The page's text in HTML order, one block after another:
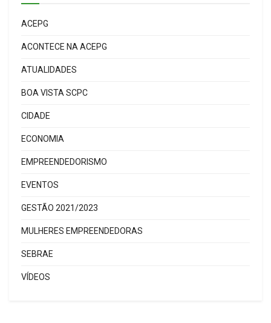
ACEPG
ACONTECE NA ACEPG
ATUALIDADES
BOA VISTA SCPC
CIDADE
ECONOMIA
EMPREENDEDORISMO
EVENTOS
GESTÃO 2021/2023
MULHERES EMPREENDEDORAS
SEBRAE
VÍDEOS